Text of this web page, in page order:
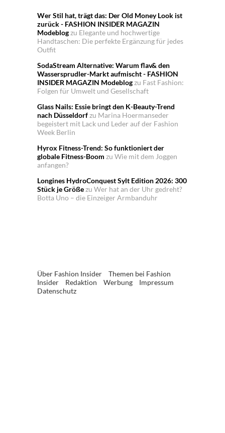
Wer Stil hat, trägt das: Der Old Money Look ist
zurück - FASHION INSIDER MAGAZIN
Modeblogzu Elegante und hochwertige
Handtaschen: Die perfekte Ergänzung für jedes
Outfit
SodaStream Alternative: Warum flav& den
Wassersprudler-Markt aufmischt - FASHION
INSIDER MAGAZIN Modeblogzu Fast Fashion:
Folgen für Umwelt und Gesellschaft
Glass Nails: Essie bringt den K-Beauty-Trend
nach Düsseldorfzu Marina Hoermanseder
begeistert mit Lack und Leder auf der Fashion
Week Berlin
Hyrox Fitness-Trend: So funktioniert der
globale Fitness-Boom zu Wie mit dem Joggen
anfangen?
Longines HydroConquest Sylt Edition 2026: 300
Stück je Größezu Wer hat an der Uhr gedreht?
Botta Uno – die Einzeiger Armbanduhr
Über Fashion Insider
Themen bei Fashion
Insider
Redaktion Werbung
Impressum
Datenschutz